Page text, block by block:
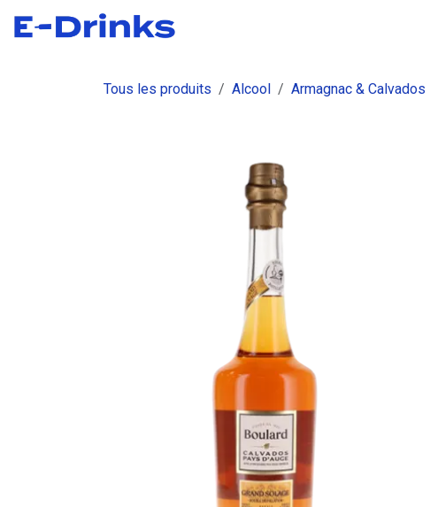
Se rendre au contenu
Tous les produits Alcool Armagnac & Calvados